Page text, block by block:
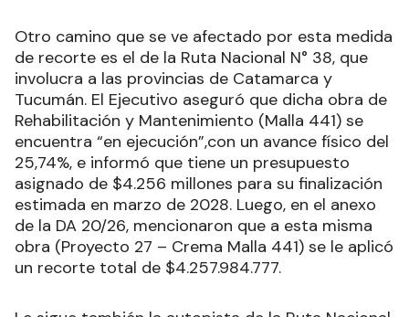
Otro camino que se ve afectado por esta medida
de recorte es el de la Ruta Nacional N° 38, que
involucra a las provincias de Catamarca y
Tucumán. El Ejecutivo aseguró que dicha obra de
Rehabilitación y Mantenimiento (Malla 441) se
encuentra “en ejecución”,con un avance físico del
25,74%, e informó que tiene un presupuesto
asignado de $4.256 millones para su finalización
estimada en marzo de 2028. Luego, en el anexo
de la DA 20/26, mencionaron que a esta misma
obra (Proyecto 27 – Crema Malla 441) se le aplicó
un recorte total de $4.257.984.777.